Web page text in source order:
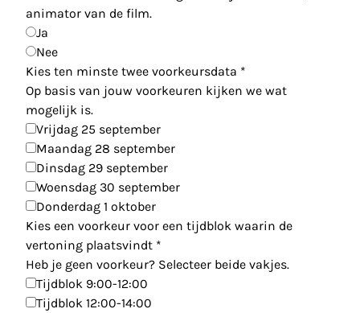
animator van de film.
Ja
Nee
Kies ten minste twee voorkeursdata *
Op basis van jouw voorkeuren kijken we wat
mogelijk is.
Vrijdag 25 september
Maandag 28 september
Dinsdag 29 september
Woensdag 30 september
Donderdag 1 oktober
Kies een voorkeur voor een tijdblok waarin de
vertoning plaatsvindt *
Heb je geen voorkeur? Selecteer beide vakjes.
Tijdblok 9:00-12:00
Tijdblok 12:00-14:00